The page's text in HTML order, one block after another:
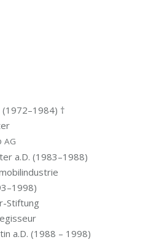
(1972–1984) †
AG
a.D. (1983–1988)
Stiftung
a.D. (1988 – 1998)